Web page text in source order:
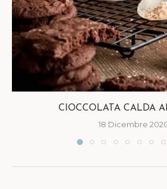
CIOCCOLATA CALDA
18 Dicembre